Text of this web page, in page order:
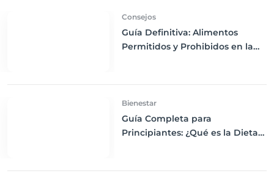
Consejos
Guía Definitiva: Alimentos
Permitidos y Prohibidos en la
Bienestar
Guía Completa para
Principiantes: ¿Qué es la Dieta